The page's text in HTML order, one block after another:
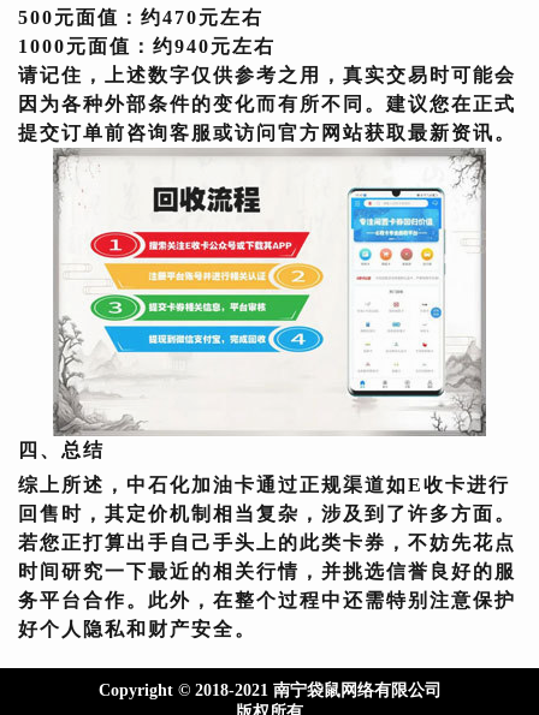
500元面值： 约470元左右
1000元面值： 约940元左右
请记住，上述数字仅供参考之用，真实交易时可能会
因为各种外部条件的变化而有所不同。建议您在正式
提交订单前咨询客服或访问官方网站获取最新资讯。
四、总结
综上所述， 中石化加油卡通过正规渠道如E收卡进行
回售时，其定价机制相当复杂，涉及到了许多方面。
若您正打算出手自己手头上的此类卡券，不妨先花点
时间研究一下最近的相关行情，并挑选信誉良好的服
务平台合作。此外，在整个过程中还需特别注意保护
好个人隐私和财产安全。
Copyright © 2018-2021 南宁袋鼠网络有限公司
版权所有